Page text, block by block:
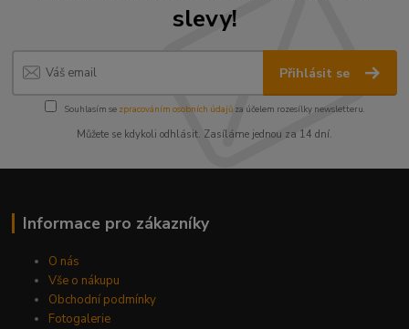
slevy!
Přihlásit se
Souhlasím se zpracováním osobních údajůza účelem rozesílky newsletteru.
Můžete se kdykoli odhlásit. Zasíláme jednou za 14 dní.
Informace pro zákazníky
O nás
Vše o nákupu
Obchodní podmínky
Fotogalerie